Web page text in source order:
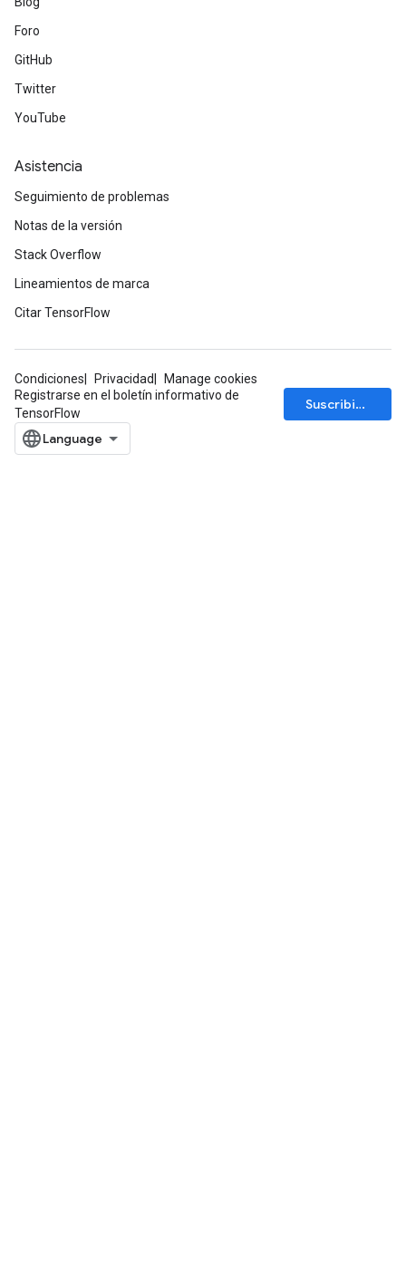
Foro
GitHub
Twitter
YouTube
Asistencia
Seguimiento de problemas
Notas de la versión
Stack Overflow
Lineamientos de marca
Citar TensorFlow
Condiciones Privacidad
Manage cookies
Registrarse en el boletín informativo de
TensorFlow
Suscribirse